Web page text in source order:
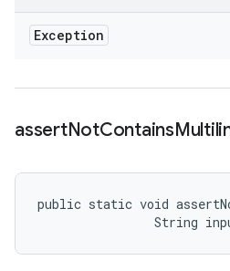
Exception
assertNotContains
public static void
String